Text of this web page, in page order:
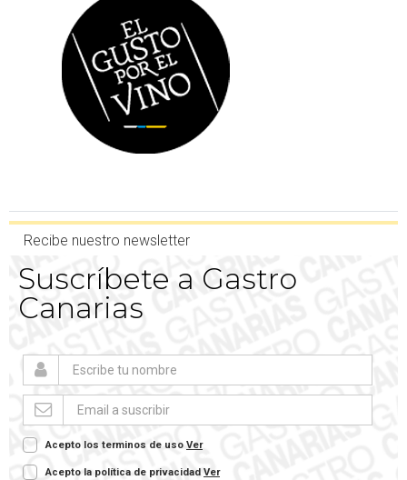
Recibe nuestro newsletter
Suscríbete a Gastro
Canarias
Acepto los terminos de uso Ver
Acepto la política de privacidad Ver